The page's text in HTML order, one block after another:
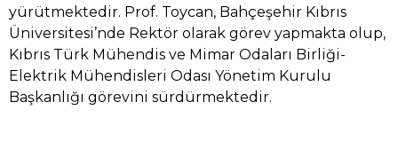
yürütmektedir. Prof. Toycan, Bahçeşehir Kıbrıs
Üniversitesi’nde Rektör olarak görev yapmakta olup,
Kıbrıs Türk Mühendis ve Mimar Odaları Birliği-
Elektrik Mühendisleri Odası Yönetim Kurulu
Başkanlığı görevini sürdürmektedir.